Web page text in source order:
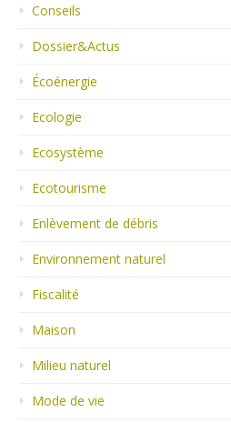
Conseils
Dossier&Actus
Écoénergie
Ecologie
Ecosystème
Ecotourisme
Enlèvement de débris
Environnement naturel
Fiscalité
Maison
Milieu naturel
Mode de vie